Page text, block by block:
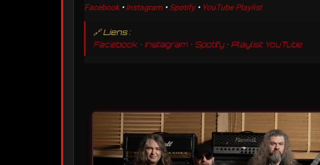
Facebook• Instagram• Spotify• YouTube Playlist
🔗 Liens :
Facebook• Instagram• Spotify• Playlist YouTube